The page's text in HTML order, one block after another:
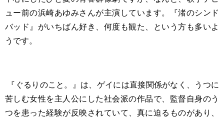
ュー前の浜崎あゆみさんが主演しています。『渚のシンド
バッド』がいちばん好き、何度も観た、という方も多いよ
うです。
『ぐるりのこと。』は、ゲイには直接関係がなく、うつに
苦しむ女性を主人公にした社会派の作品で、監督自身のう
つを患った経験が反映されていて、真に迫るものがあり、